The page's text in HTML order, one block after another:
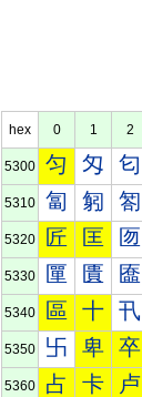
hex 0 1 2
5300 匀 匁 匂
5310 匐 匑 匒
5320 匠 匡 匢
5330 匰 匱 匲
5340 區 十 卂
5350 卐 卑 卒
5360 占 卡 卢